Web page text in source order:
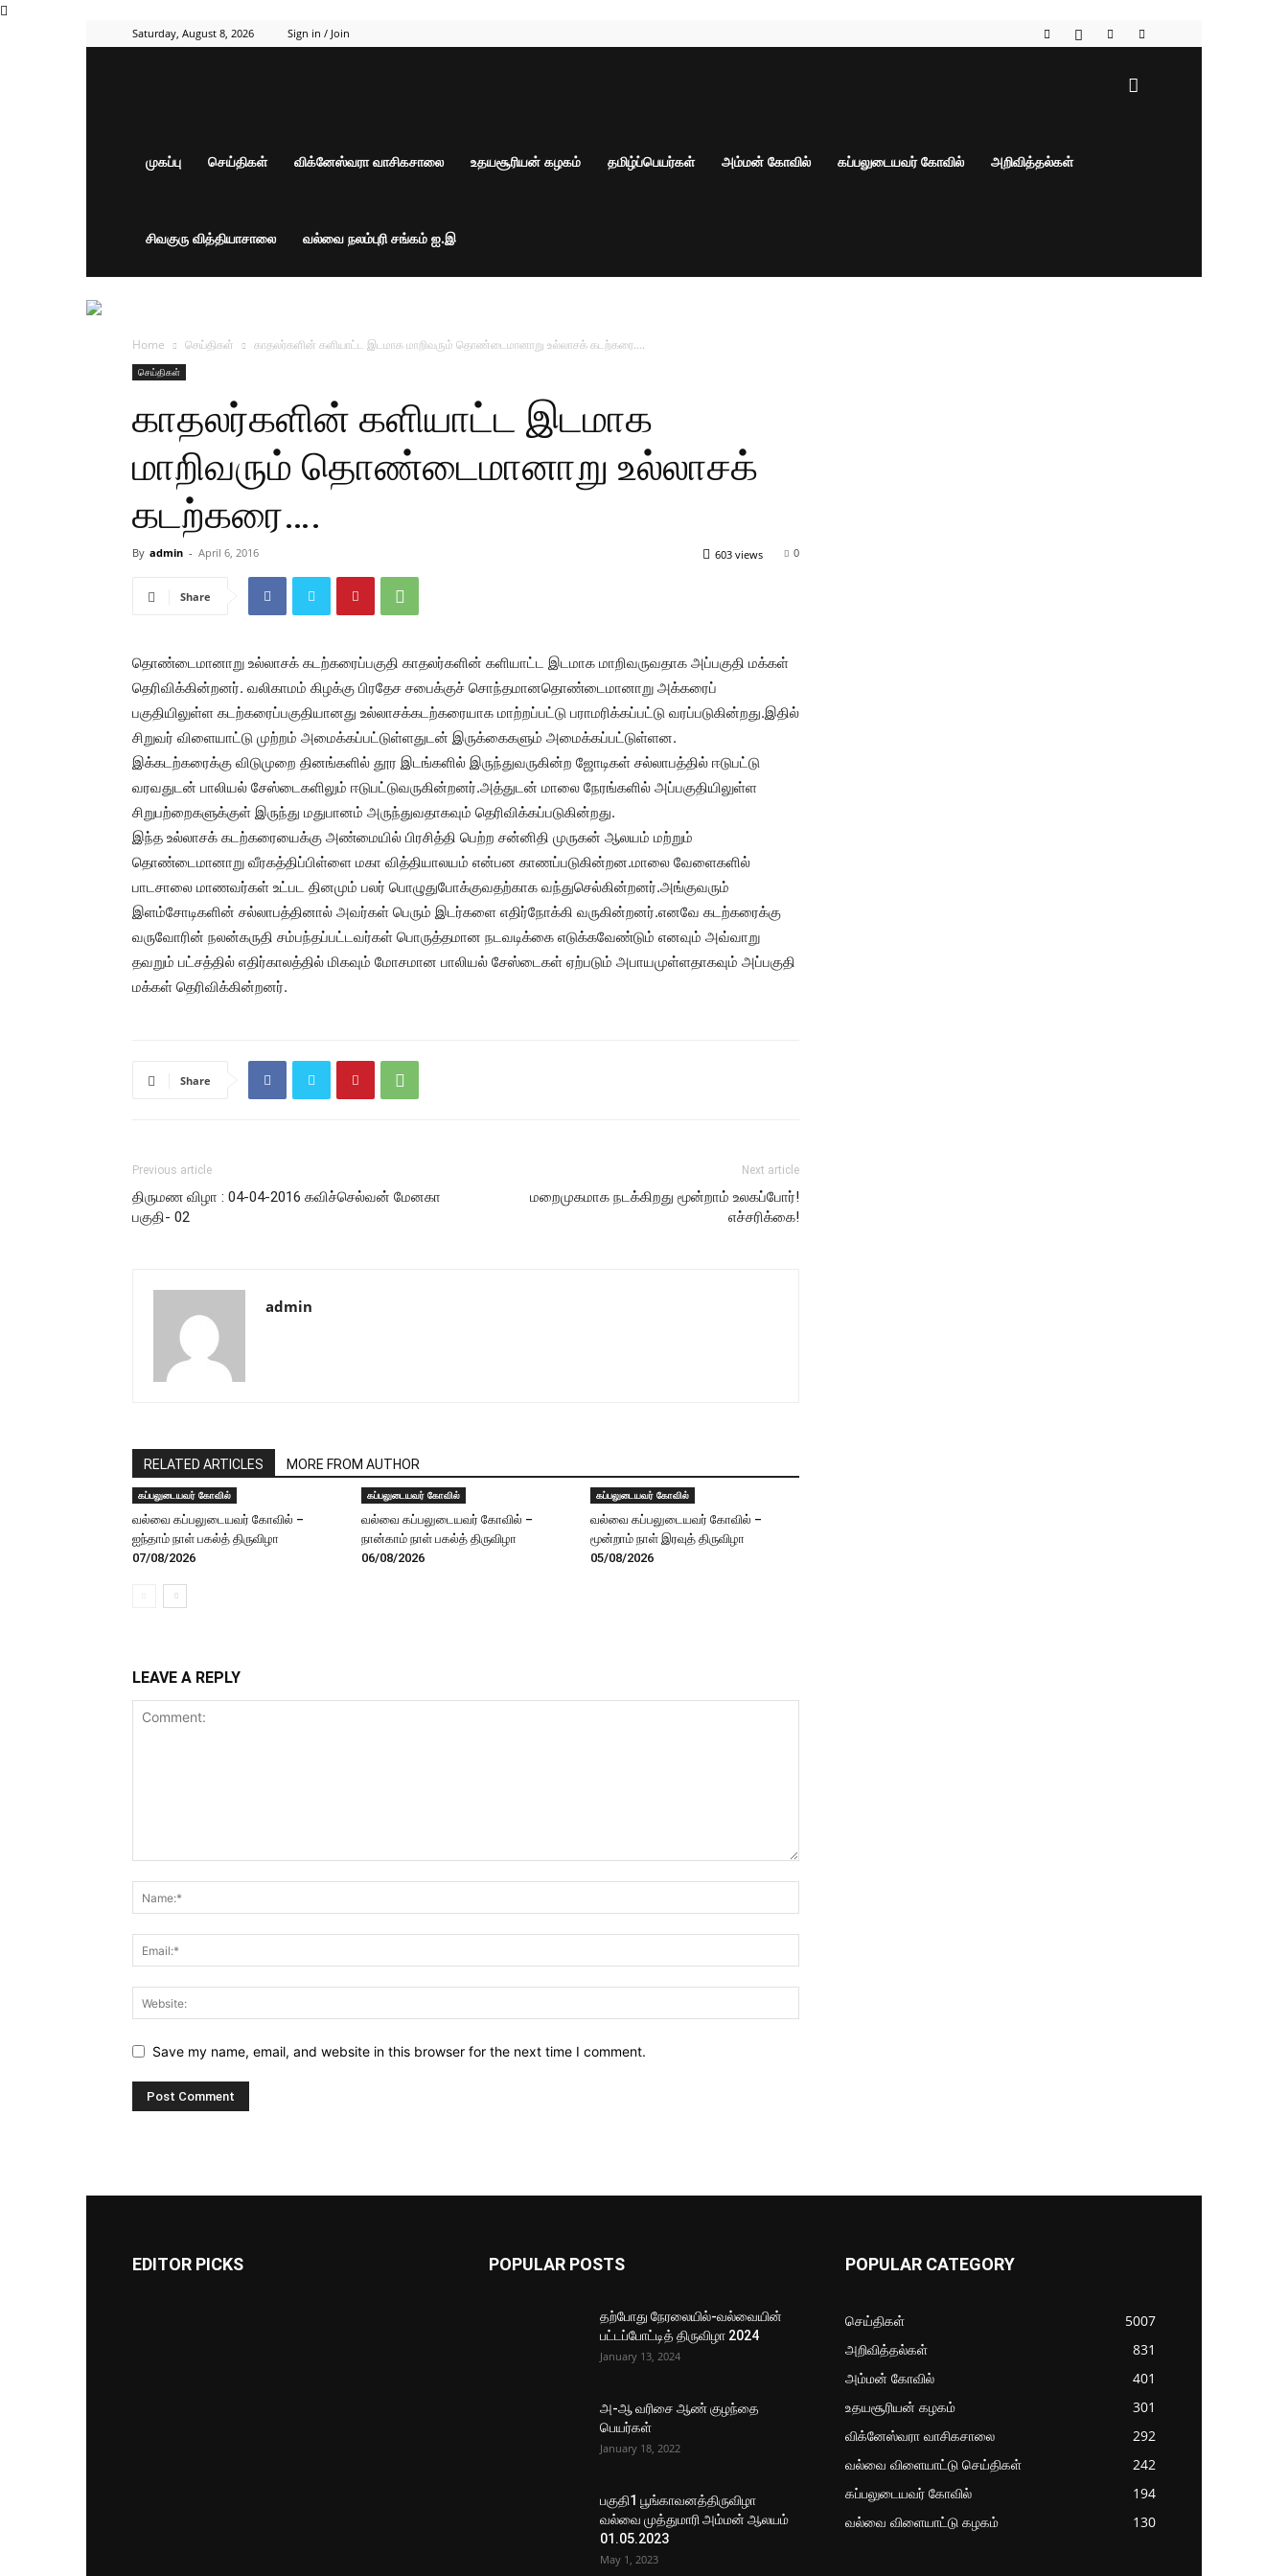
Saturday, August 8, 2026 Sign in / Join
முகப்பு செய்திகள் விக்னேஸ்வரா வாசிகசாலை உதயசூரியன் கழகம் தமிழ்ப்பெயர்கள் அம்மன் கோவில் கப்பலுடையவர் கோவில் அறிவித்தல்கள்
சிவகுரு வித்தியாசாலை வல்வை நலம்புரி சங்கம் ஐ.இ
Home செய்திகள் காதலர்களின் களியாட்ட இடமாக மாறிவரும் தொண்டைமானாறு உல்லாசக் கடற்கரை….
செய்திகள்
காதலர்களின் களியாட்ட இடமாக
மாறிவரும் தொண்டைமானாறு உல்லாசக்
கடற்கரை….
By admin - April 6, 2016 0
603 views
Share
தொண்டைமானாறு உல்லாசக் கடற்கரைப்பகுதி காதலர்களின் களியாட்ட இடமாக மாறிவருவதாக அப்பகுதி மக்கள்
தெரிவிக்கின்றனர். வலிகாமம் கிழக்கு பிரதேச சபைக்குச் சொந்தமானதொண்டைமானாறு அக்கரைப்
பகுதியிலுள்ள கடற்கரைப்பகுதியானது உல்லாசக்கடற்கரையாக மாற்றப்பட்டு பராமரிக்கப்பட்டு வரப்படுகின்றது.இதில்
சிறுவர் விளையாட்டு முற்றம் அமைக்கப்பட்டுள்ளதுடன் இருக்கைகளும் அமைக்கப்பட்டுள்ளன.
இக்கடற்கரைக்கு விடுமுறை தினங்களில் தூர இடங்களில் இருந்துவருகின்ற ஜோடிகள் சல்லாபத்தில் ஈடுபட்டு
வரவதுடன் பாலியல் சேஸ்டைகளிலும் ஈடுபட்டுவருகின்றனர்.அத்துடன் மாலை நேரங்களில் அப்பகுதியிலுள்ள
சிறுபற்றைகளுக்குள் இருந்து மதுபானம் அருந்துவதாகவும் தெரிவிக்கப்படுகின்றது.
இந்த உல்லாசக் கடற்கரையைக்கு அண்மையில் பிரசித்தி பெற்ற சன்னிதி முருகன் ஆலயம் மற்றும்
தொண்டைமானாறு வீரகத்திப்பிள்ளை மகா வித்தியாலயம் என்பன காணப்படுகின்றன.மாலை வேளைகளில்
பாடசாலை மாணவர்கள் உட்பட தினமும் பலர் பொழுதுபோக்குவதற்காக வந்துசெல்கின்றனர்.அங்குவரும்
இளம்சோடிகளின் சல்லாபத்தினால் அவர்கள் பெரும் இடர்களை எதிர்நோக்கி வருகின்றனர்.எனவே கடற்கரைக்கு
வருவோரின் நலன்கருதி சம்பந்தப்பட்டவர்கள் பொருத்தமான நடவடிக்கை எடுக்கவேண்டும் எனவும் அவ்வாறு
தவறும் பட்சத்தில் எதிர்காலத்தில் மிகவும் மோசமான பாலியல் சேஸ்டைகள் ஏற்படும் அபாயமுள்ளதாகவும் அப்பகுதி
மக்கள் தெரிவிக்கின்றனர்.
Share
Previous article
திருமண விழா : 04-04-2016 கவிச்செல்வன் மேனகா
பகுதி- 02
Next article
மறைமுகமாக நடக்கிறது மூன்றாம் உலகப்போர்!
எச்சரிக்கை!
admin
RELATED ARTICLES MORE FROM AUTHOR
கப்பலுடையவர் கோவில்
வல்வை கப்பலுடையவர் கோவில் –
ஐந்தாம் நாள் பகல்த் திருவிழா
07/08/2026
கப்பலுடையவர் கோவில்
வல்வை கப்பலுடையவர் கோவில் –
நான்காம் நாள் பகல்த் திருவிழா
06/08/2026
கப்பலுடையவர் கோவில்
வல்வை கப்பலுடையவர் கோவில் –
மூன்றாம் நாள் இரவுத் திருவிழா
05/08/2026
LEAVE A REPLY
Save my name, email, and website in this browser for the next time I comment.
EDITOR PICKS POPULAR POSTS
தற்போது நேரலையில்-வல்வையின்
பட்டப்போட்டித் திருவிழா 2024
January 13, 2024
அ-ஆ வரிசை ஆண் குழந்தை
பெயர்கள்
January 18, 2022
பகுதி1 பூங்காவனத்திருவிழா
வல்வை முத்துமாரி அம்மன் ஆலயம்
01.05.2023
May 1, 2023
POPULAR CATEGORY
செய்திகள்
5007
அறிவித்தல்கள்
831
அம்மன் கோவில்
401
உதயசூரியன் கழகம்
301
விக்னேஸ்வரா வாசிகசாலை
292
வல்வை விளையாட்டு செய்திகள்
242
கப்பலுடையவர் கோவில்
194
வல்வை விளையாட்டு கழகம்
130